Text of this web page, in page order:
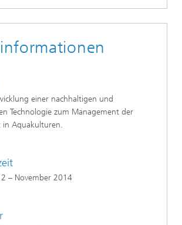
einer nachhaltigen und
Technologie zum Management der
in Aquakulturen.
– November 2014